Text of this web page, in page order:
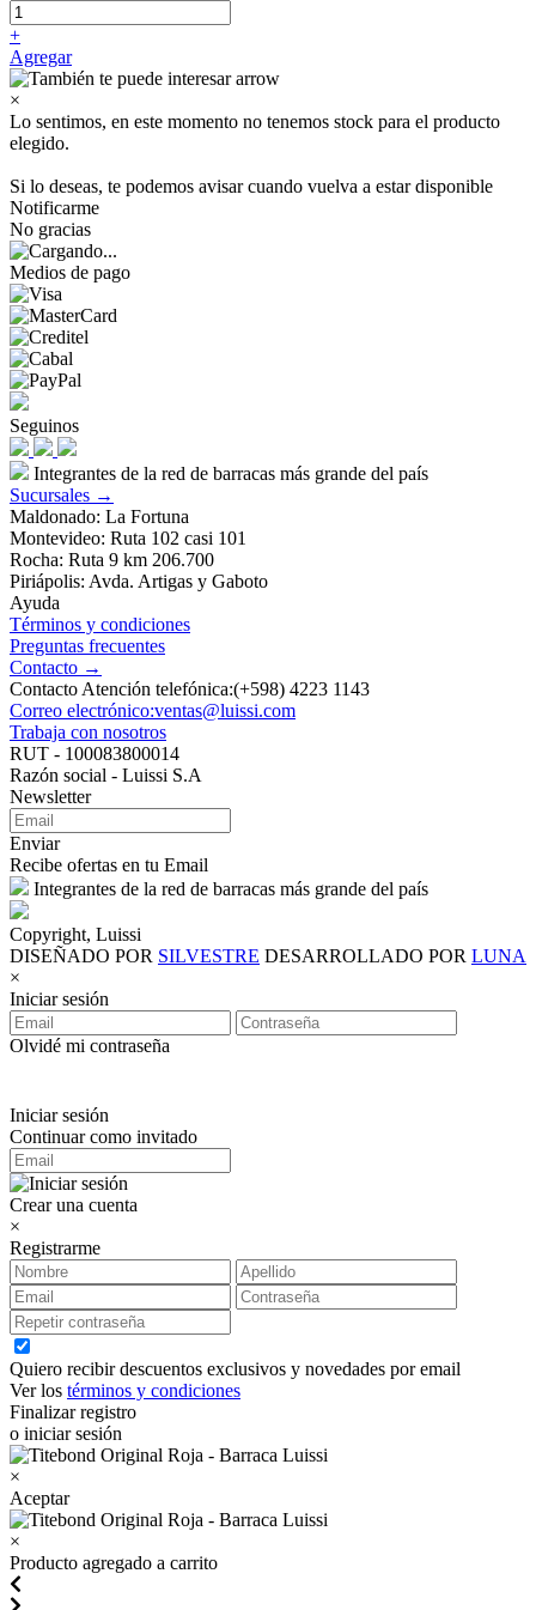
+
Agregar
×
Lo sentimos, en este momento no tenemos stock para el producto
elegido.
Si lo deseas, te podemos avisar cuando vuelva a estar disponible
Notificarme
No gracias
Medios de pago
Seguinos
Integrantes de la red de barracas más grande del país
Sucursales →
Maldonado: La Fortuna
Montevideo: Ruta 102 casi 101
Rocha: Ruta 9 km 206.700
Piriápolis: Avda. Artigas y Gaboto
Ayuda
Términos y condiciones
Preguntas frecuentes
Contacto →
Contacto Atención telefónica:(+598) 4223 1143
Correo electrónico:ventas@luissi.com
Trabaja con nosotros
RUT - 100083800014
Razón social - Luissi S.A
Newsletter
Enviar
Recibe ofertas en tu Email
Integrantes de la red de barracas más grande del país
Copyright, Luissi
DISEÑADO POR SILVESTRE DESARROLLADO POR LUNA
×
Iniciar sesión
Olvidé mi contraseña
Iniciar sesión
Continuar como invitado
Crear una cuenta
×
Registrarme
Quiero recibir descuentos exclusivos y novedades por email
Ver los términos y condiciones
Finalizar registro
o iniciar sesión
×
Aceptar
×
Producto agregado a carrito